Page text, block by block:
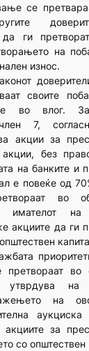
се
ги
на
износ.
своите
во влог.
7,
акции за
акции, без
на банките и
е повеќе од
во
имателот на
акциите да ги
претвораат во
утврдува на
на
за
со општествен